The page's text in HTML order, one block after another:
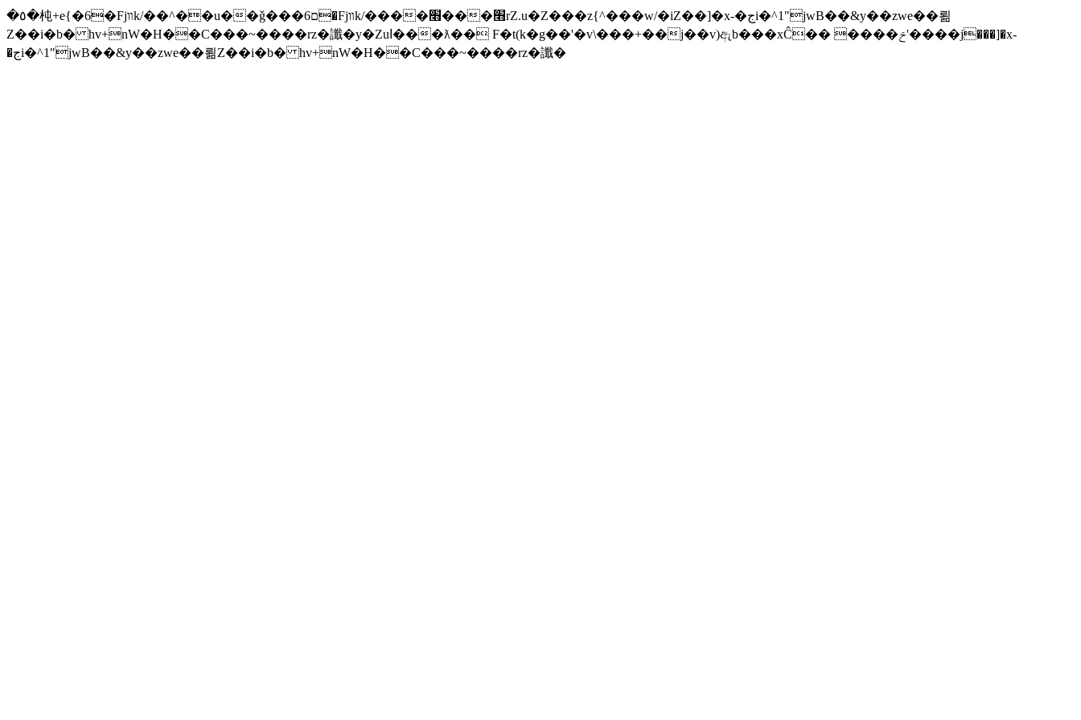
�٥�杶+e{�6�Fjװk/��^��u��ǧ���ם6�Fjװk/����׫���׫rZ.u�Z���z{^���w/�iZ��]�x-�جi�^1"jwB��&y��zwe��뢺
Z��i�b� hv+nW�H��С���~����rz�讖�y�Zuا���ƛ�� F�t(k�g��'�v\���+��j��v)ඇb���xĈ�� ����ݗ'����j���]�x-
�جi�^1"jwB��&y��zwe��뢺Z��i�b� hv+nW�H��С���~����rz�讖�